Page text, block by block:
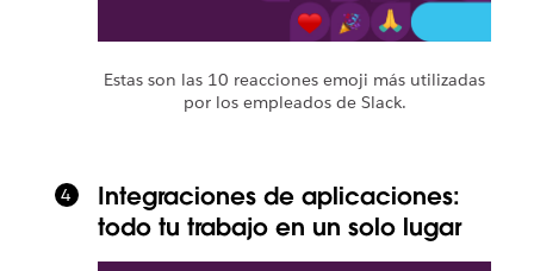
Estas son las 10 reacciones emoji más utilizadas
por los empleados de Slack.
Integraciones de aplicaciones:
todo tu trabajo en un solo lugar